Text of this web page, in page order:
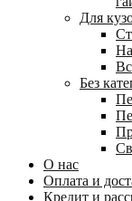
Для
Без
О нас
Оплата и
Кредит и